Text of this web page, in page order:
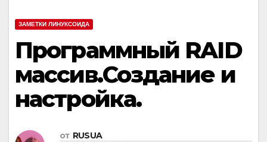
ЗАМЕТКИ ЛИНУКСОИДА
Программный RAID
массив.Создание и
настройка.
от RUSUA